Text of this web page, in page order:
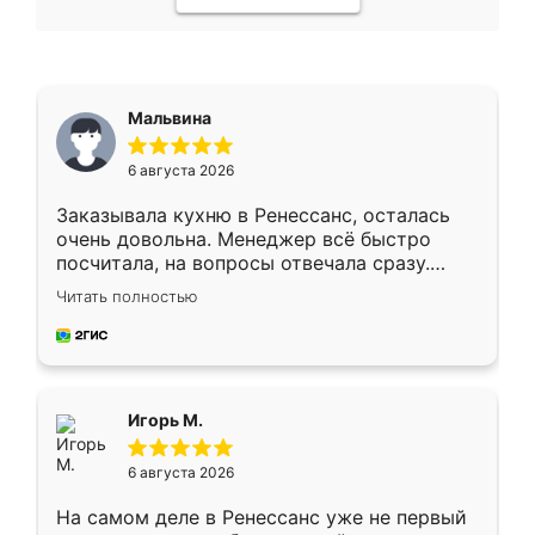
Мальвина
6 августа 2026
Заказывала кухню в Ренессанс, осталась
очень довольна. Менеджер всё быстро
посчитала, на вопросы отвечала сразу.
Замерщик приехал в субботу, подошёл к
делу со всей ответственностью. Собрали
за день, ребята работали аккуратно, даже
Читать полностью
Игорь М.
6 августа 2026
На самом деле в Ренессанс уже не первый